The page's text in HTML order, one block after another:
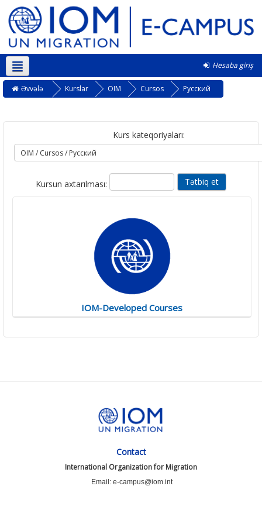
Hesaba giriş
Azərbaycanca ‎(az)‎
Əvvələ Kurslar OIM Cursos Русский
Kurs kateqoriyaları:
Kursun axtarılması:
IOM-Developed Courses
Contact
International Organization for Migration
Email: e-campus@iom.int